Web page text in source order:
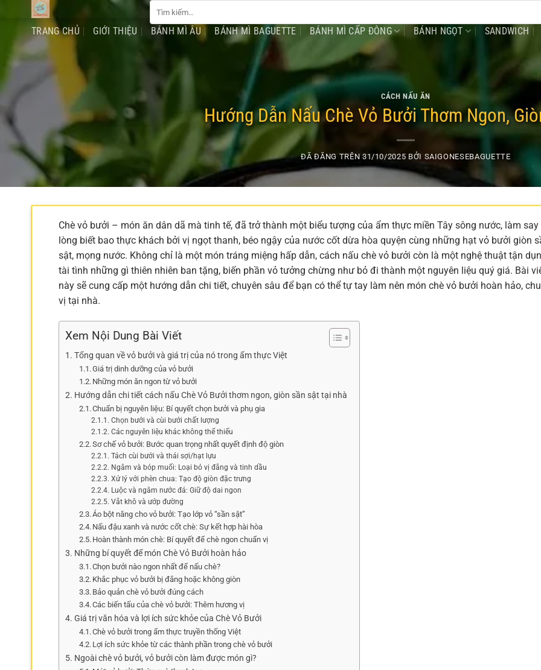
Tìm
kiếm:
TRANG CHỦ GIỚI THIỆU BÁNH MÌ ÂU BÁNH MÌ BAGUETTE BÁNH MÌ CẤP ĐÔNG BÁNH NGỌT SANDWICH
CÁCH NẤU ĂN
Hướng Dẫn Nấu Chè Vỏ Bưởi Thơm Ngon,
ĐÃ ĐĂNG TRÊN 31/10/2025 BỞI SAIGONESEBAGUETTE
Chè vỏ bưởi – món ăn dân dã mà tinh tế, đã trở thành một biểu tượng của ẩm thực miền Tây sông nước, làm say
lòng biết bao thực khách bởi vị ngọt thanh, béo ngậy của nước cốt dừa hòa quyện cùng những hạt vỏ bưởi giòn
sật, mọng nước. Không chỉ là một món tráng miệng hấp dẫn, cách nấu chè vỏ bưởi còn là một nghệ thuật tận
tài tình những gì thiên nhiên ban tặng, biến phần vỏ tưởng chừng như bỏ đi thành một nguyên liệu quý giá. Bài
này sẽ cung cấp một hướng dẫn chi tiết, chuyên sâu để bạn có thể tự tay làm nên món chè vỏ bưởi hoàn hảo,
vị tại nhà.
Xem Nội Dung Bài Viết
Tổng quan về vỏ bưởi và giá trị của nó trong ẩm thực Việt
Giá trị dinh dưỡng của vỏ bưởi
Những món ăn ngon từ vỏ bưởi
Hướng dẫn chi tiết cách nấu Chè Vỏ Bưởi thơm ngon, giòn sần sật tại nhà
Chuẩn bị nguyên liệu: Bí quyết chọn bưởi và phụ gia
Chọn bưởi và cùi bưởi chất lượng
Các nguyên liệu khác không thể thiếu
Sơ chế vỏ bưởi: Bước quan trọng nhất quyết định độ giòn
Tách cùi bưởi và thái sợi/hạt lựu
Ngâm và bóp muối: Loại bỏ vị đắng và tinh dầu
Xử lý với phèn chua: Tạo độ giòn đặc trưng
Luộc và ngâm nước đá: Giữ độ dai ngon
Vắt khô và ướp đường
Áo bột năng cho vỏ bưởi: Tạo lớp vỏ “sần sật”
Nấu đậu xanh và nước cốt chè: Sự kết hợp hài hòa
Hoàn thành món chè: Bí quyết để chè ngon chuẩn vị
Những bí quyết để món Chè Vỏ Bưởi hoàn hảo
Chọn bưởi nào ngon nhất để nấu chè?
Khắc phục vỏ bưởi bị đắng hoặc không giòn
Bảo quản chè vỏ bưởi đúng cách
Các biến tấu của chè vỏ bưởi: Thêm hương vị
Giá trị văn hóa và lợi ích sức khỏe của Chè Vỏ Bưởi
Chè vỏ bưởi trong ẩm thực truyền thống Việt
Lợi ích sức khỏe từ các thành phần trong chè vỏ bưởi
Ngoài chè vỏ bưởi, vỏ bưởi còn làm được món gì?